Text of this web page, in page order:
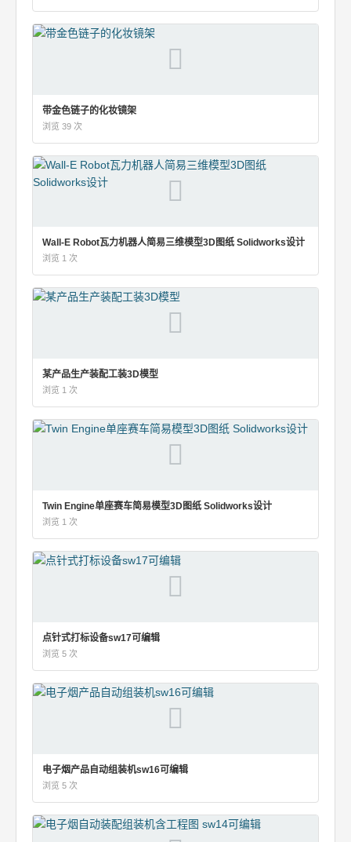
带金色链子的化妆镜架
浏览 39 次
Wall-E Robot瓦力机器人简易三维模型3D图纸 Solidworks设计
浏览 1 次
某产品生产装配工装3D模型
浏览 1 次
Twin Engine单座赛车简易模型3D图纸 Solidworks设计
浏览 1 次
点针式打标设备sw17可编辑
浏览 5 次
电子烟产品自动组装机sw16可编辑
浏览 5 次